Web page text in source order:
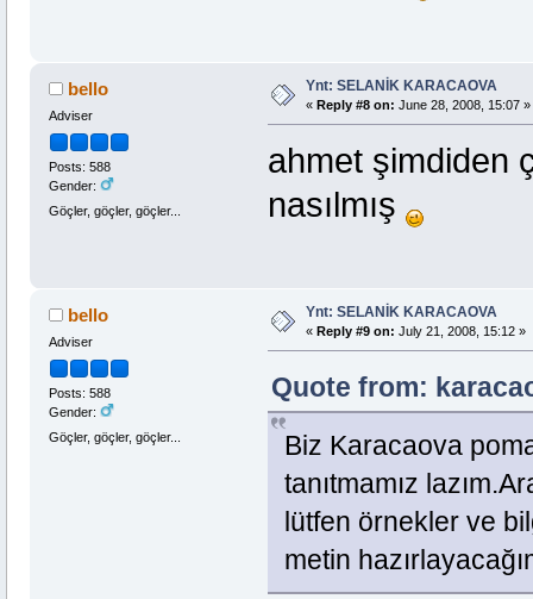
bello
Adviser
Posts: 588
Gender:
Göçler, göçler, göçler...
Ynt: SELANİK KARACAOVA
« Reply #8 on: June 28, 2008, 15:07 »
ahmet şimdiden
nasılmış
bello
Adviser
Posts: 588
Gender:
Göçler, göçler, göçler...
Ynt: SELANİK KARACAOVA
« Reply #9 on: July 21, 2008, 15:12 »
Quote from:
Biz Karacaova
tanıtmamız
lütfen örnekler ve
metin